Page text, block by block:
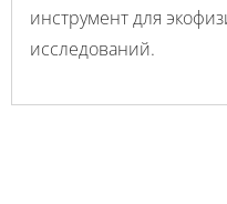
инструмент для
исследований.